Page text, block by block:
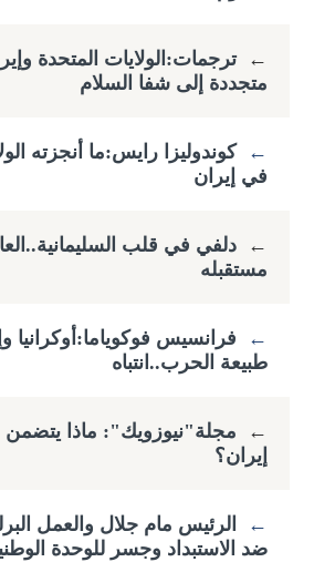
← ترجمات:الولايات المتحدة
متجددة إلى شفا السلام
← كوندوليزا رايس:ما أنجزته
في إيران
←
دلفي في قلب
مستقبله
←
فرانسيس فوكوياما:أوكرانيا
طبيعة الحرب..انتباه
←
مجلة"نيوزويك": ماذا يتضمن
إيران؟
←
الرئيس مام جلال والعمل
ضد الاستبداد وجسر للوحدة